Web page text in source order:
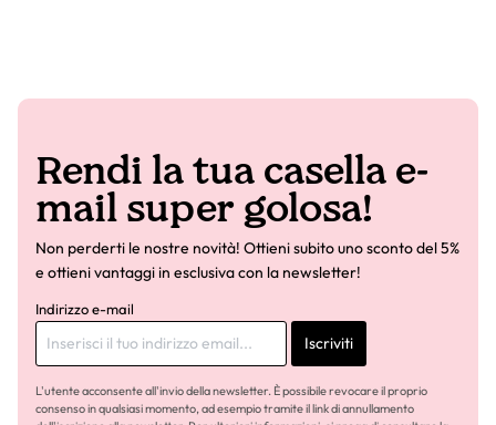
Rendi la tua casella e-
mail super golosa!
Non perderti le nostre novità! Ottieni subito uno sconto del 5%
e ottieni vantaggi in esclusiva con la newsletter!
Indirizzo e-mail
Iscriviti
L'utente acconsente all'invio della newsletter. È possibile revocare il proprio
consenso in qualsiasi momento, ad esempio tramite il link di annullamento